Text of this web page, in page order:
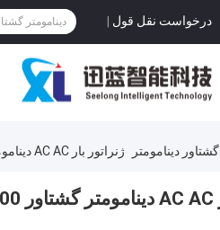
درخواست نقل قول |
گشتاور دینامومتر ژنراتور بار AC AC دینامومتر گشتاور 800KW 2400 دور در دقیقه